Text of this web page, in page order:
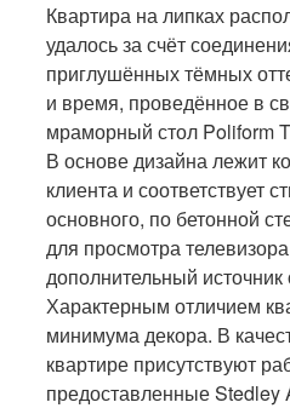
Квартира на липках
удалось за счёт
приглушённых тёмных
и время, проведённое в
мраморный стол Poliform
В основе дизайна лежит
клиента и соответствует
основного, по бетонной
для просмотра
дополнительный
Характерным отличием
минимума декора. В
квартире присутствуют
предоставленные Stedley